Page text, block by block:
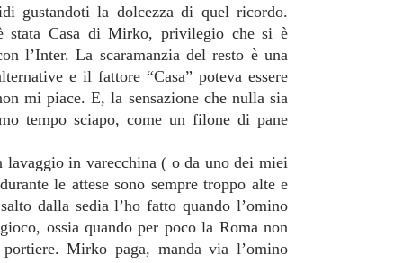
gustandoti la dolcezza di quel ricordo.
stata Casa di Mirko, privilegio che si è
l’Inter. La scaramanzia del resto è una
e il fattore “Casa” poteva essere
mi piace. E, la sensazione che nulla sia
tempo sciapo, come un filone di pane
lavaggio in varecchina ( o da uno dei miei
le attese sono sempre troppo alte e
dalla sedia l’ho fatto quando l’omino
ossia quando per pocola Roma non
Mirko paga, manda via l’omino